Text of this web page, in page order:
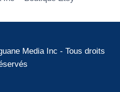
Media Inc - Tous droits